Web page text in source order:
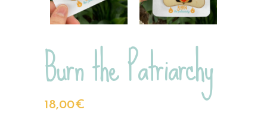
Burn the Patriarchy
18,00€